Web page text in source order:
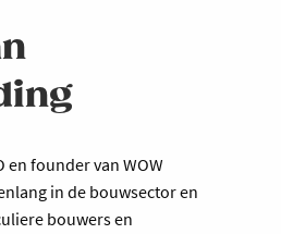
en founder van WOW
in de bouwsector en
bouwers en